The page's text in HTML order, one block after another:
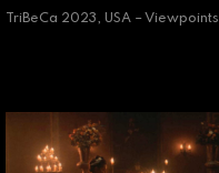
TriBeCa 2023, USA – Viewpoints